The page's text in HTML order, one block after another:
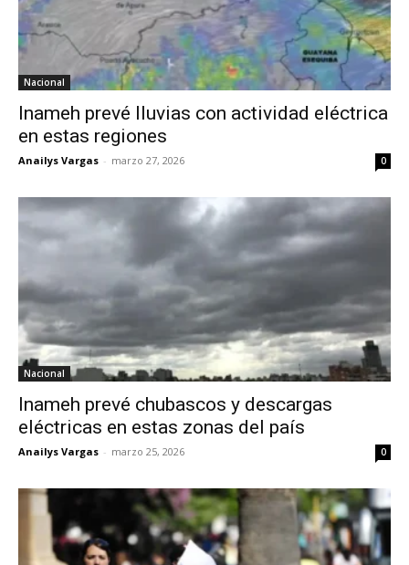
Nacional
Inameh prevé lluvias con actividad eléctrica
en estas regiones
Anailys Vargas - marzo 27, 2026 0
Nacional
Inameh prevé chubascos y descargas
eléctricas en estas zonas del país
Anailys Vargas - marzo 25, 2026 0